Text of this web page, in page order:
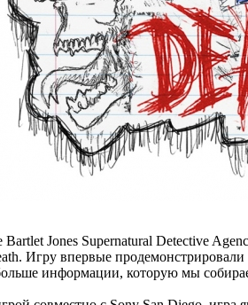
Jones Supernatural Detective
Игру впервые
информации, которую мы